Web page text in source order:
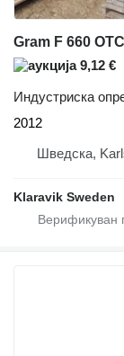
Gram F 660
9,12 €
Индустриска
2012
Шведска,
Klaravik Sweden